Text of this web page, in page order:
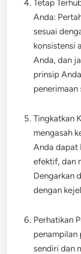
Tetap
Anda:
sesuai
konsistensi
Anda, dan
prinsip
penerimaan
Tingkatkan
mengasah
Anda dapat
efektif, dan
Dengarkan
dengan
Perhatikan
penampilan
sendiri dan